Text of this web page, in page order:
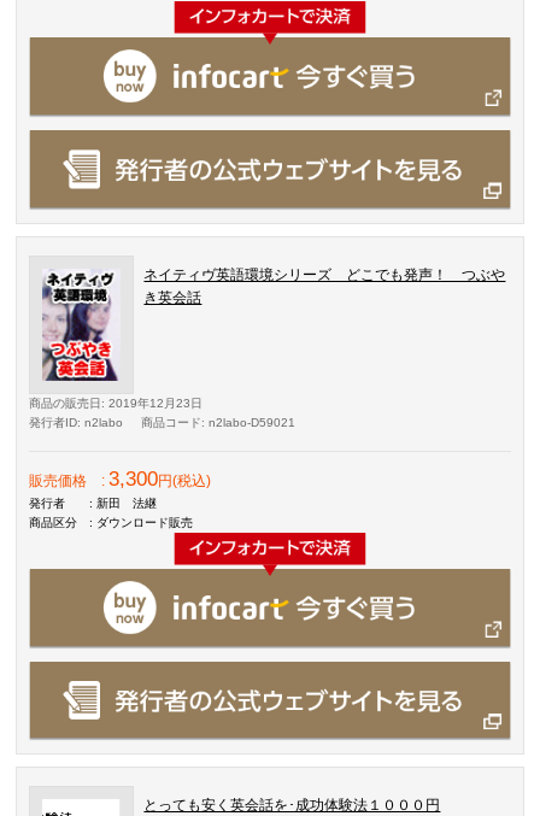
ネイティヴ英語環境シリーズ どこでも発声！ つぶや
き英会話
商品の販売日 : 2019年12月23日
発行者ID: n2labo 商品コード: n2labo-D59021
販売価格 :3,300円(税込)
発行者
: 新田 法継
商品区分
: ダウンロード販売
とっても安く英会話を･成功体験法１０００円